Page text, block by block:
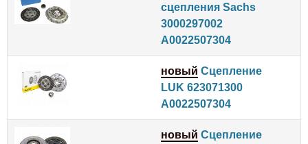
сцепления Sachs
3000297002
A0022507304
новый Сцепление
LUK 623071300
A0022507304
новый Сцепление